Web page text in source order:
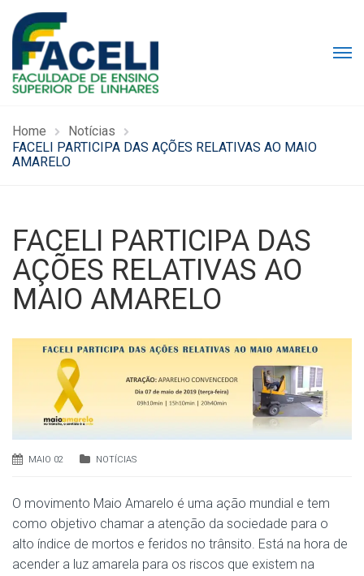
Home
Notícias
FACELI PARTICIPA DAS AÇÕES RELATIVAS AO MAIO
AMARELO
FACELI PARTICIPA DAS
AÇÕES RELATIVAS AO
MAIO AMARELO
MAIO 02 NOTÍCIAS
O movimento Maio Amarelo é uma ação mundial e tem
como objetivo chamar a atenção da sociedade para o
alto índice de mortos e feridos no trânsito. Está na hora de
acender a luz amarela para os riscos que existem na